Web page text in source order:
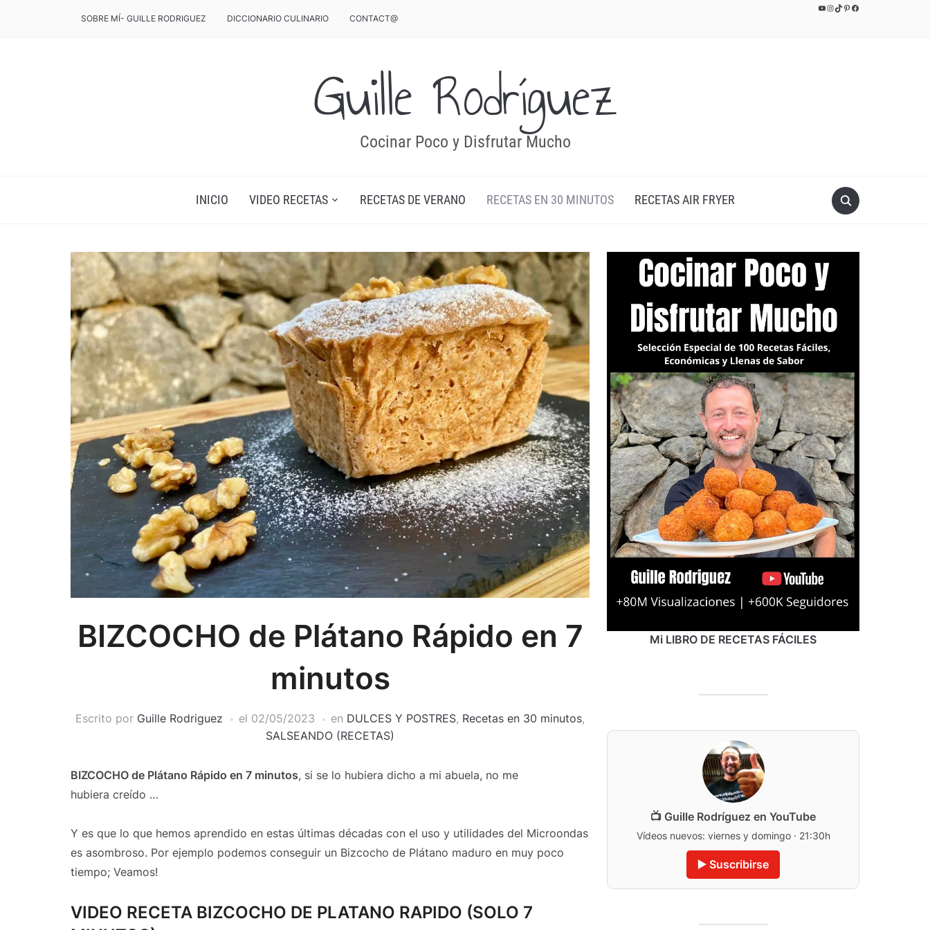
YouTube
Instagram
TikTok
Pinterest
Facebook
SOBRE MÍ- GUILLE RODRIGUEZ DICCIONARIO CULINARIO CONTACT@
Guille Rodríguez
Cocinar Poco y Disfrutar Mucho
INICIO VIDEO RECETAS RECETAS DE VERANO RECETAS EN 30 MINUTOS RECETAS AIR FRYER
BIZCOCHO de Plátano Rápido en 7
minutos
Escrito por Guille Rodriguez el 02/05/2023 en DULCES Y POSTRES, Recetas en 30 minutos,
SALSEANDO (RECETAS)
BIZCOCHO de Plátano Rápido en 7 minutos, si se lo hubiera dicho a mi abuela, no me
hubiera creído …
Y es que lo que hemos aprendido en estas últimas décadas con el uso y utilidades del Microondas
es asombroso. Por ejemplo podemos conseguir un Bizcocho de Plátano maduro en muy poco
tiempo; Veamos!
VIDEO RECETA BIZCOCHO DE PLATANO RAPIDO (SOLO 7
Mi LIBRO DE RECETAS FÁCILES
📺 Guille Rodríguez en YouTube
Vídeos nuevos: viernes y domingo · 21:30h
▶️ Suscribirse